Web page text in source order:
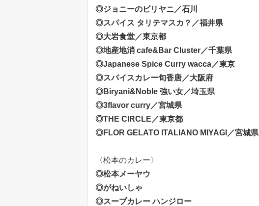
◎ジョニーのビリヤニ／石川
◎スパイス タリテマスカ？／福井県
◎大岩食堂／東京都
◎地産地消 cafe&Bar Cluster／千葉県
◎Japanese Spice Curry wacca／東京
◎スパイスカレー旬香唐／大阪府
◎Biryani&Noble 強い女／埼玉県
◎3flavor curry／宮城県
◎THE CIRCLE／東京都
◎FLOR GELATO ITALIANO MIYAGI／宮城県
〈松本のカレー〉
◎松本メーヤウ
◎がねいしゃ
◎スープカレー ハンジロー